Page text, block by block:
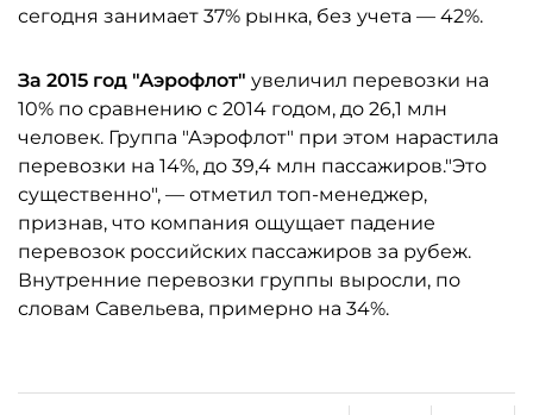
сегодня занимает 37% рынка, без учета — 42%.
За 2015 год "Аэрофлот" увеличил перевозки на
10% по сравнению с 2014 годом, до 26,1 млн
человек. Группа "Аэрофлот" при этом нарастила
перевозки на 14%, до 39,4 млн пассажиров."Это
существенно", — отметил топ-менеджер,
признав, что компания ощущает падение
перевозок российских пассажиров за рубеж.
Внутренние перевозки группы выросли, по
словам Савельева, примерно на 34%.